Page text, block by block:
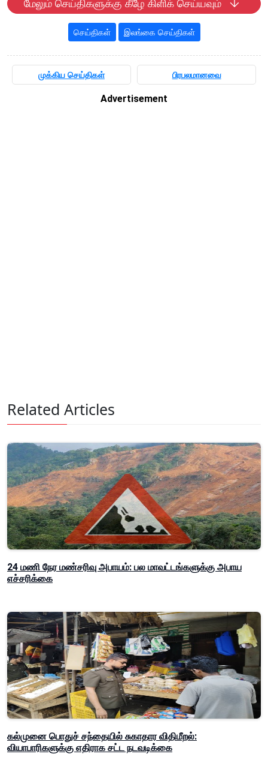
மேலும் செய்திகளுக்கு கீழே கிளிக் செய்யவும்
செய்திகள் இலங்கை செய்திகள்
முக்கிய செய்திகள் பிரபலமானவை
Advertisement
Related Articles
24 மணி நேர மண்சரிவு அபாயம்: பல மாவட்டங்களுக்கு அபாய
எச்சரிக்கை
கல்முனை பொதுச் சந்தையில் சுகாதார விதிமீறல்:
வியாபாரிகளுக்கு எதிராக சட்ட நடவடிக்கை